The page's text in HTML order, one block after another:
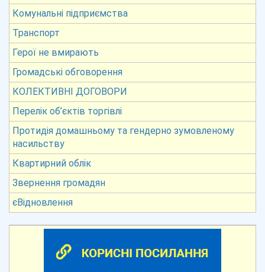
Комунальні підприємства
Транспорт
Герої не вмирають
Громадські обговорення
КОЛЕКТИВНІ ДОГОВОРИ
Перелік об’єктів торгівлі
Протидія домашньому та гендерно зумовленому
насильству
Квартирний облік
Звернення громадян
єВідновлення